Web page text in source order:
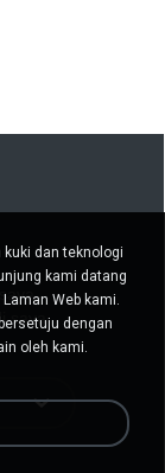
saya
dan teknologi
kami datang
Web kami.
dengan
oleh kami.